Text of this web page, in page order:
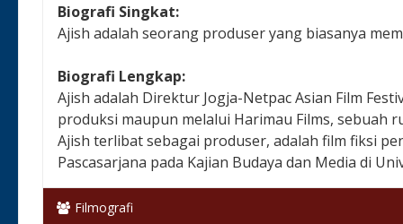
Biografi Singkat:
Ajish adalah seorang produser yang biasanya
Biografi Lengkap:
Ajish adalah Direktur Jogja-Netpac Asian Film
produksi maupun melalui Harimau Films, sebuah
Ajish terlibat sebagai produser, adalah film fiksi
Pascasarjana pada Kajian Budaya dan Media di
Filmografi